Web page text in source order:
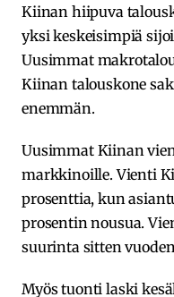
Kiinan hiipuva
yksi keskeisimpiä
Uusimmat
Kiinan talouskone
enemmän.
Uusimmat Kiinan
markkinoille. Vienti
prosenttia, kun
prosentin nousua.
suurinta sitten
Myös tuonti laski